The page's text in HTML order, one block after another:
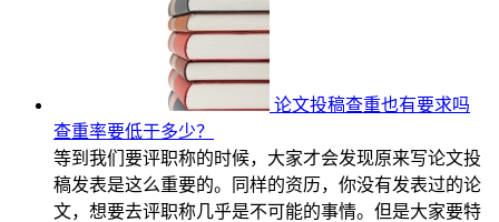
论文投稿查重也有要求吗
查重率要低于多少？
等到我们要评职称的时候，大家才会发现原来写论文投
稿发表是这么重要的。同样的资历，你没有发表过的论
文，想要去评职称几乎是不可能的事情。但是大家要特